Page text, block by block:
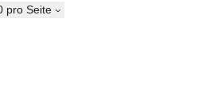
pro Seite